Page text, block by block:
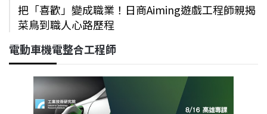
把「喜歡」變成職業！日商Aiming遊戲工程師親揭
菜鳥到職人心路歷程
電動車機電整合工程師